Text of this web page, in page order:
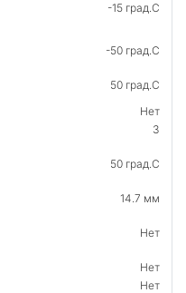
-15 град.C
-50 град.C
50 град.C
Нет
3
50 град.C
14.7 мм
Нет
Нет
Нет